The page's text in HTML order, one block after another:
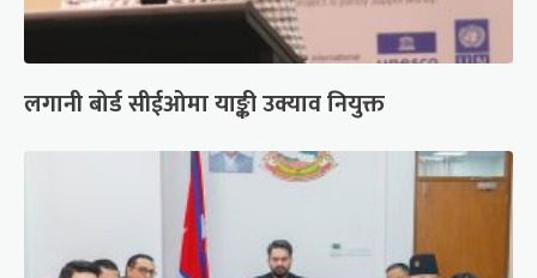
लगानी बोर्ड सीईओमा याङ्की उक्याव नियुक्त